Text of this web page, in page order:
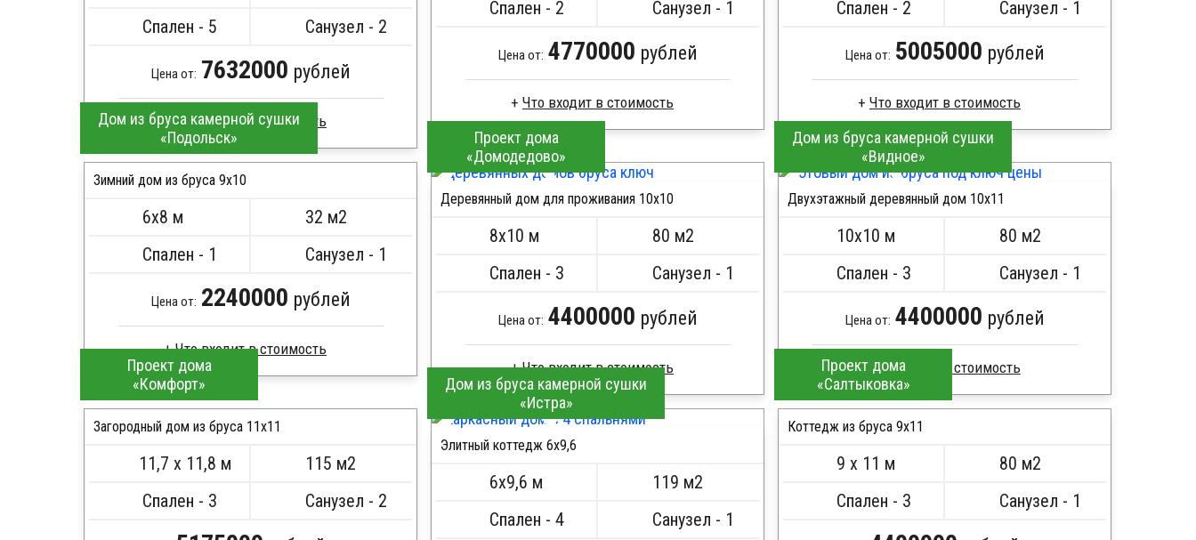
Металлические сваи 108 диаметр
Спален - 5
Санузел - 2
Цена от: 7632000 рублей
Профилированный брус
Стропила, балки 50х200 мм
Метизы, саморезы, гвозди
Сборка на березовые нагеля, джут
Спален - 2
Санузел - 1
Цена от: 4770000 рублей
Брус камерной сушки
Стропила, балки 50х200 мм
Кровля металлочерепица
Метизы, саморезы, гвозди
Сборка на березовые нагеля, джут
Спален - 2
Санузел - 1
Цена от: 5005000 рублей
Профилированный брус
Стропила, балки 50х200 мм
Кровля металлочерепица
Метизы, саморезы, гвозди
Сборка на березовые нагеля, джут
ПОДРОБНЕЕ
Дом из бруса камерной сушки
«Подольск»
Зимний дом из бруса 9х10
6х8 м
32 м2
Спален - 1
Санузел - 1
Цена от: 2240000 рублей
Профилированный брус
Стропила, балки 50х200 мм
Кровля металлочерепица
Сборка на березовые нагеля, джут
Металлические сваи 108 диаметр
ПОДРОБНЕЕ
Проект дома
«Домодедово»
Деревянный дом для проживания 10x10
8х10 м
80 м2
Спален - 3
Санузел - 1
Цена от: 4400000 рублей
Профилированный брус
Стропила, балки 50х200 мм
Кровля металлочерепица
Сборка на березовые нагеля, джут
Металлические сваи 108 диаметр
ПОДРОБНЕЕ
Дом из бруса камерной сушки
«Видное»
Двухэтажный деревянный дом 10х11
10х10 м
80 м2
Спален - 3
Санузел - 1
Цена от: 4400000 рублей
Сухой брус
Стропила, балки 50х200 мм
Метизы, саморезы, гвозди
Сборка на березовые нагеля, джут
ПОДРОБНЕЕ
Проект дома
«Комфорт»
Загородный дом из бруса 11х11
11,7 х 11,8 м
115 м2
Спален - 3
Санузел - 2
ПОДРОБНЕЕ
Дом из бруса камерной сушки
«Истра»
Элитный коттедж 6х9,6
6х9,6 м
119 м2
Спален - 4
Санузел - 1
ПОДРОБНЕЕ
Проект дома
«Салтыковка»
Коттедж из бруса 9х11
9 х 11 м
80 м2
Спален - 3
Санузел - 1